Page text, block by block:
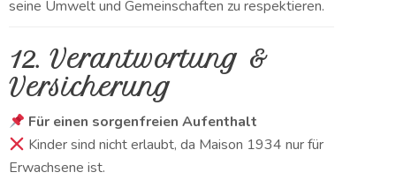
seine Umwelt und Gemeinschaften zu respektieren.
12. Verantwortung &
Versicherung
Für einen sorgenfreien Aufenthalt
Kinder sind nicht erlaubt, da Maison 1934 nur für
Erwachsene ist.